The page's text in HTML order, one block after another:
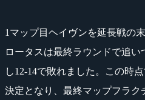
1マップ目ヘイヴンを延長戦の
ロータスは最終ラウンドで追
し12-14で敗れました。この時
決定となり、最終マップフラク